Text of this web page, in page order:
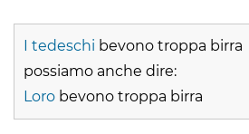
I tedeschi bevono troppa birra
possiamo anche dire:
Loro bevono troppa birra